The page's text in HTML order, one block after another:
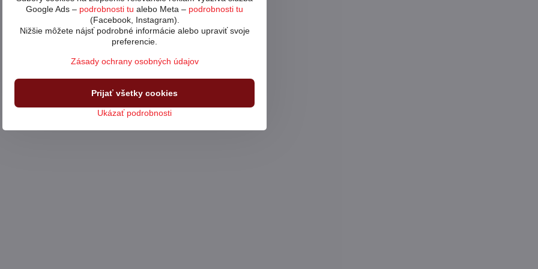
Google Ads – podrobnosti tu alebo Meta – podrobnosti tu
(Facebook, Instagram).
Nižšie môžete nájsť podrobné informácie alebo upraviť svoje
preferencie.
Zásady ochrany osobných údajov
Ukázať podrobnosti
Prijať všetky cookies